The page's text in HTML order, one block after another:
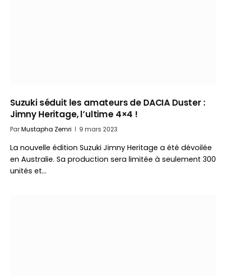
Suzuki séduit les amateurs de DACIA Duster :
Jimny Heritage, l’ultime 4×4 !
ParMustapha Zemri 9 mars 2023
La nouvelle édition Suzuki Jimny Heritage a été dévoilée
en Australie. Sa production sera limitée à seulement 300
unités et…